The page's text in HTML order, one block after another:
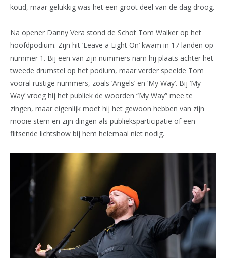
koud, maar gelukkig was het een groot deel van de dag droog.
Na opener Danny Vera stond de Schot Tom Walker op het
hoofdpodium. Zijn hit ‘Leave a Light On’ kwam in 17 landen op
nummer 1. Bij een van zijn nummers nam hij plaats achter het
tweede drumstel op het podium, maar verder speelde Tom
vooral rustige nummers, zoals ‘Angels’ en ‘My Way’. Bij ‘My
Way’ vroeg hij het publiek de woorden “My Way” mee te
zingen, maar eigenlijk moet hij het gewoon hebben van zijn
mooie stem en zijn dingen als publieksparticipatie of een
flitsende lichtshow bij hem helemaal niet nodig.